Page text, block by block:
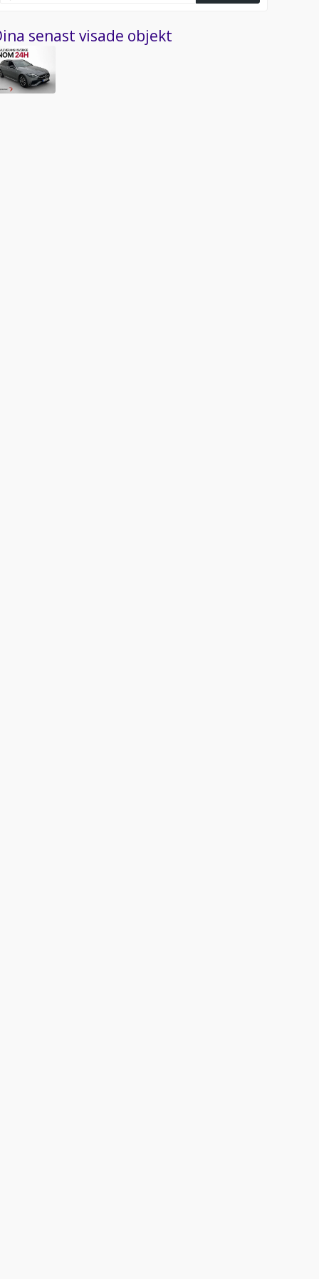
senast visade objekt